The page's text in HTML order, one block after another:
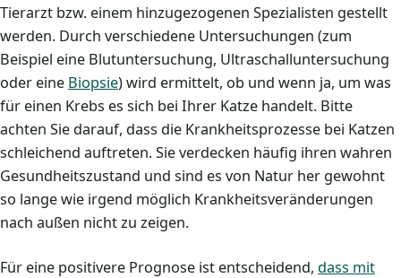
Tierarzt bzw. einem hinzugezogenen Spezialisten gestellt
werden. Durch verschiedene Untersuchungen (zum
Beispiel eine Blutuntersuchung, Ultraschalluntersuchung
oder eine Biopsie) wird ermittelt, ob und wenn ja, um was
für einen Krebs es sich bei Ihrer Katze handelt. Bitte
achten Sie darauf, dass die Krankheitsprozesse bei Katzen
schleichend auftreten. Sie verdecken häufig ihren wahren
Gesundheitszustand und sind es von Natur her gewohnt
so lange wie irgend möglich Krankheitsveränderungen
nach außen nicht zu zeigen.
Für eine positivere Prognose ist entscheidend, dass mit